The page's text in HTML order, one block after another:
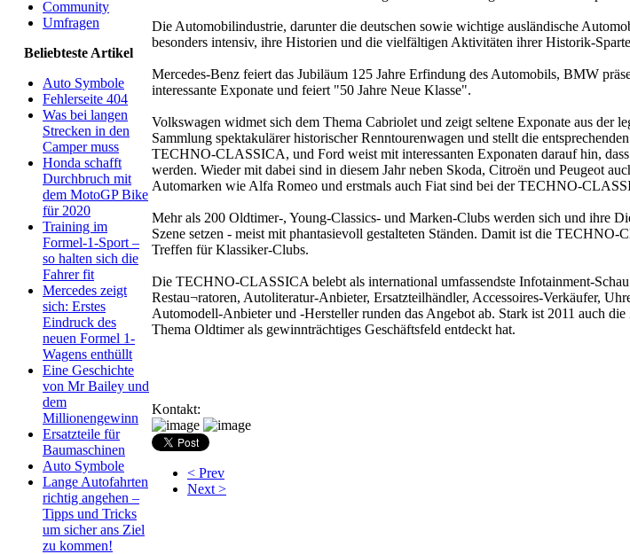
Community
Umfragen
Beliebteste Artikel
Auto Symbole
Fehlerseite 404
Was bei langen
Strecken in den
Camper muss
Honda schafft
Durchbruch mit
dem MotoGP Bike
für 2020
Training im
Formel-1-Sport –
so halten sich die
Fahrer fit
Mercedes zeigt
sich: Erstes
Eindruck des
neuen Formel 1-
Wagens enthüllt
Eine Geschichte
von Mr Bailey und
dem
Millionengewinn
Ersatzteile für
Baumaschinen
Auto Symbole
Lange Autofahrten
richtig angehen –
Tipps und Tricks
um sicher ans Ziel
zu kommen!
Die Automobilindustrie, darunter die deutschen sowie wichtige ausländische
besonders intensiv, ihre Historien und die vielfältigen Aktivitäten ihrer Historik-
Mercedes-Benz feiert das Jubiläum 125 Jahre Erfindung des Automobils, BMW
interessante Exponate und feiert "50 Jahre Neue Klasse".
Volkswagen widmet sich dem Thema Cabriolet und zeigt seltene Exponate aus der
Sammlung spektakulärer historischer Renntourenwagen und stellt die
TECHNO-CLASSICA, und Ford weist mit interessanten Exponaten darauf hin,
werden. Wieder mit dabei sind in diesem Jahr neben Skoda, Citroën und Peugeot
Automarken wie Alfa Romeo und erstmals auch Fiat sind bei der TECHNO-
Mehr als 200 Oldtimer-, Young-Classics- und Marken-Clubs werden sich und ihre
Szene setzen - meist mit phantasievoll gestalteten Ständen. Damit ist die
Treffen für Klassiker-Clubs.
Die TECHNO-CLASSICA belebt als international umfassendste Infotainment-
Restau¬ratoren, Autoliteratur-Anbieter, Ersatzteilhändler, Accessoires-Verkäufer,
Automodell-Anbieter und -Hersteller runden das Angebot ab. Stark ist 2011 auch
Thema Oldtimer als gewinnträchtiges Geschäftsfeld entdeckt hat.
Kontakt:
< Prev
Next >